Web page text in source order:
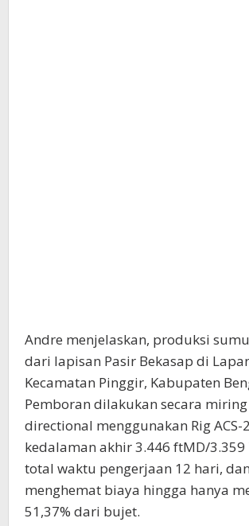
Andre menjelaskan, produksi
dari lapisan Pasir Bekasap di
Kecamatan Pinggir, Kabupaten
Pemboran dilakukan secara
directional menggunakan Rig ACS-
kedalaman akhir 3.446 ftMD/3.359
total waktu pengerjaan 12 hari,
menghemat biaya hingga hanya
51,37% dari bujet.